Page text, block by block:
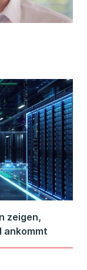
zeigen,
ankommt